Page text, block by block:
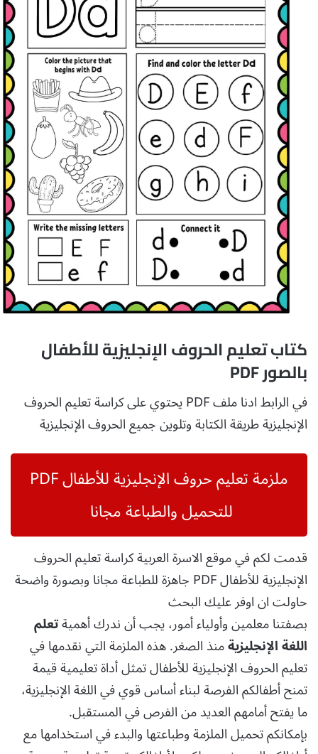
كتاب تعليم الحروف الإنجليزية للأطفال
بالصور PDF
في الرابط ادنا ملف PDF يحتوي على كراسة تعليم الحروف
الإنجليزية طريقة الكتابة وتلوين جميع الحروف الإنجليزية
ملزمة تعليم حروف الإنجليزية للأطفال PDF
للتحميل والطباعة مجانا
قدمت لكم في موقع الاسرة العربية كراسة تعليم الحروف
الإنجليزية للأطفال PDF جاهزة للطباعة مجانا وبصورة واضحة
حاولت ان اوفر عليك البحث
بصفتنا معلمين وأولياء أمور، يجب أن ندرك أهميةتعلم
اللغة الإنجليزيةمنذ الصغر. هذه الملزمة التي نقدمها في
تعليم الحروف الإنجليزية للأطفال تمثل أداة تعليمية قيمة
تمنح أطفالكم الفرصة لبناء أساس قوي في اللغة الإنجليزية،
ما يفتح أمامهم العديد من الفرص في المستقبل.
بإمكانكم تحميل الملزمة وطباعتها والبدء في استخدامها مع